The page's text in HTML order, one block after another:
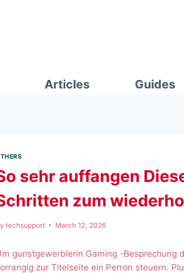
Articles Guides
sehr auffangen
zum
techsupport March 12, 2026
gunstgewerblerin Gaming -Besprechung
zur Titelseite ein Perron steuern.